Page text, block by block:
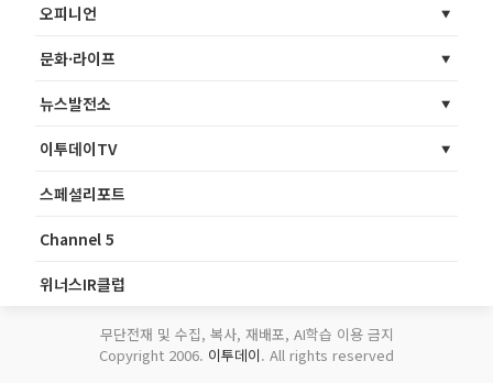
오피니언
문화·라이프
뉴스발전소
이투데이TV
스페셜리포트
Channel 5
위너스IR클럽
무단전재 및 수집, 복사, 재배포, AI학습 이용 금지
Copyright 2006. 이투데이. All rights reserved